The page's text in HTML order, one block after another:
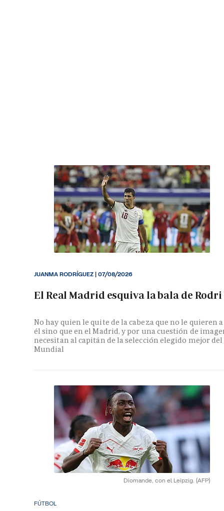
El Real Madrid esquiva la bala de Rodri
No hay quien le quite de la cabeza que no le quieren a
él sino que en el Madrid, y por una cuestión de
necesitan al capitán de la selección elegido mejor del
Mundial
JUANMA RODRÍGUEZ|07/08/2026
Diomande, con el Leipzig. (AFP)
FÚTBOL